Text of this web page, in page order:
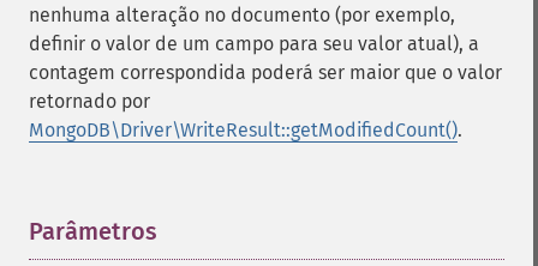
nenhuma alteração no documento (por exemplo,
definir o valor de um campo para seu valor atual), a
contagem correspondida poderá ser maior que o valor
retornado por
MongoDB\Driver\WriteResult::getModifiedCount().
Parâmetros